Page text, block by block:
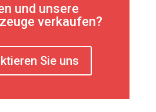
und unsere
verkaufen?
Sie uns